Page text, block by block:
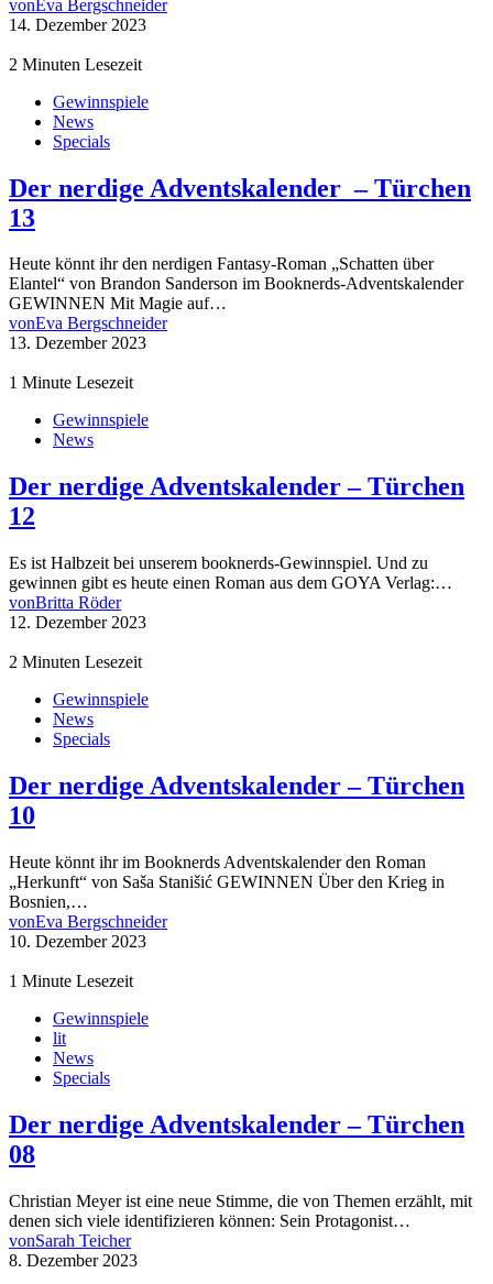
von Eva Bergschneider
14. Dezember 2023
2 Minuten Lesezeit
Gewinnspiele
News
Specials
Der nerdige Adventskalender – Türchen
13
Heute könnt ihr den nerdigen Fantasy-Roman „Schatten über
Elantel“ von Brandon Sanderson im Booknerds-Adventskalender
GEWINNEN Mit Magie auf…
vonEva Bergschneider
13. Dezember 2023
1 Minute Lesezeit
Gewinnspiele
News
Der nerdige Adventskalender – Türchen
12
Es ist Halbzeit bei unserem booknerds-Gewinnspiel. Und zu
gewinnen gibt es heute einen Roman aus dem GOYA Verlag:…
vonBritta Röder
12. Dezember 2023
2 Minuten Lesezeit
Gewinnspiele
News
Specials
Der nerdige Adventskalender – Türchen
10
Heute könnt ihr im Booknerds Adventskalender den Roman
„Herkunft“ von Saša Stanišić GEWINNEN Über den Krieg in
Bosnien,…
vonEva Bergschneider
10. Dezember 2023
1 Minute Lesezeit
Gewinnspiele
lit
News
Specials
Der nerdige Adventskalender – Türchen
08
Christian Meyer ist eine neue Stimme, die von Themen erzählt, mit
denen sich viele identifizieren können: Sein Protagonist…
vonSarah Teicher
8. Dezember 2023